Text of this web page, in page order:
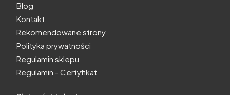
Blog
Kontakt
Rekomendowane strony
Polityka prywatności
Regulamin sklepu
Regulamin - Certyfikat